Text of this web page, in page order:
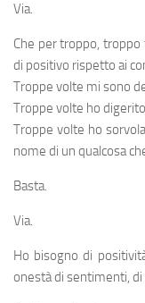
Via.
Che per troppo, troppo
di positivo rispetto ai
Troppe volte mi sono
Troppe volte ho
Troppe volte ho
nome di un qualcosa
Basta.
Via.
Ho bisogno di
onestà di sentimenti, di